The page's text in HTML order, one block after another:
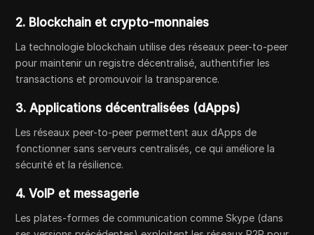
2. Blockchain et crypto-monnaies
La technologie blockchain utilise des réseaux peer-to-peer
pour maintenir un registre décentralisé, authentifier les
transactions et promouvoir la transparence.
3. Applications décentralisées (dApps)
Les réseaux peer-to-peer permettent aux dApps de
fonctionner sans serveurs centralisés, ce qui améliore la
sécurité et la résilience.
4. VoIP et messagerie
Les plates-formes de communication comme Skype (dans